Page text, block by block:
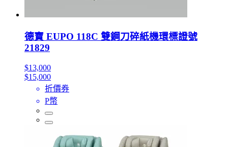
德寶 EUPO 118C 雙鋼刀碎紙機環標證號
21829
$13,000
$15,000
折價券
P幣